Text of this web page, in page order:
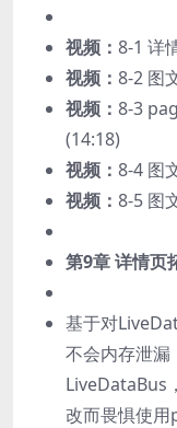
视频： 8-1 详
视频： 8-2 图
视频： 8-3
(14:18)
视频： 8-4 图
视频： 8-5 图
第9章 详情页
基于对
不会内存泄漏
LiveDataBus
改而畏惧使